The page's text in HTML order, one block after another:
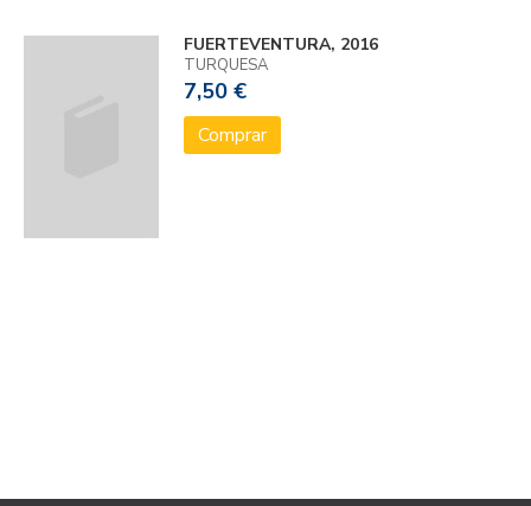
FUERTEVENTURA, 2016
TURQUESA
7,50 €
Comprar